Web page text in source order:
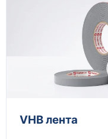
VHB лента